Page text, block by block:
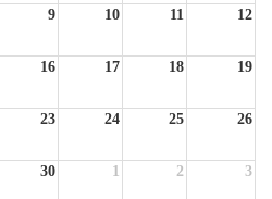
9 10 11 12
16 17 18 19
23 24 25 26
30 1 2 3